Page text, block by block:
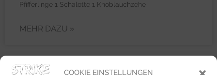
COOKIE EINSTELLUNGEN
Pfifferlinge 1 Schalotte 1 Knoblauchzehe
MEHR DAZU »